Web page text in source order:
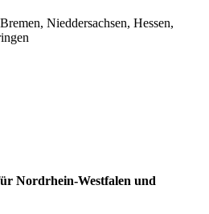
Nieddersachsen, Hessen,
Nordrhein-Westfalen und